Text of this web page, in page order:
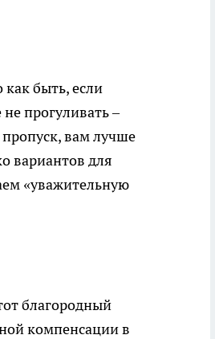
быть, если
прогуливать –
вам лучше
вариантов для
«уважительную
благородный
компенсации в